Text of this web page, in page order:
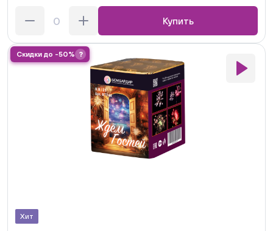
Купить
Скидки до -50% ?
Хит